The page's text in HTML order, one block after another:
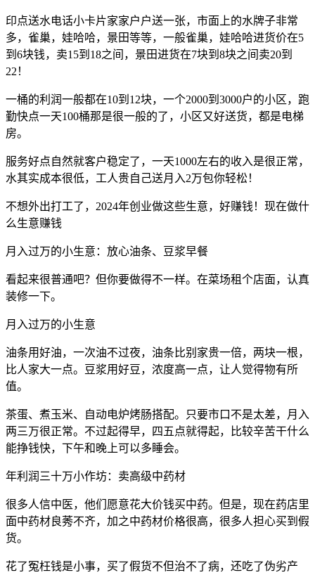
印点送水电话小卡片家家户户送一张，市面上的水牌子非常
多，雀巢，娃哈哈，景田等等，一般雀巢，娃哈哈进货价在5
到6块钱，卖15到18之间，景田进货在7块到8块之间卖20到
22！
一桶的利润一般都在10到12块，一个2000到3000户的小区，跑
勤快点一天100桶那是很一般的了，小区又好送货，都是电梯
房。
服务好点自然就客户稳定了，一天1000左右的收入是很正常，
水其实成本很低，工人贵自己送月入2万包你轻松！
不想外出打工了，2024年创业做这些生意，好赚钱！现在做什
么生意赚钱
月入过万的小生意：放心油条、豆浆早餐
看起来很普通吧？但你要做得不一样。在菜场租个店面，认真
装修一下。
月入过万的小生意
油条用好油，一次油不过夜，油条比别家贵一倍，两块一根，
比人家大一点。豆浆用好豆，浓度高一点，让人觉得物有所
值。
茶蛋、煮玉米、自动电炉烤肠搭配。只要市口不是太差，月入
两三万很正常。不过起得早，四五点就得起，比较辛苦干什么
能挣钱快，下午和晚上可以多睡会。
年利润三十万小作坊：卖高级中药材
很多人信中医，他们愿意花大价钱买中药。但是，现在药店里
面中药材良莠不齐，加之中药材价格很高，很多人担心买到假
货。
花了冤枉钱是小事，买了假货不但治不了病，还吃了伪劣产